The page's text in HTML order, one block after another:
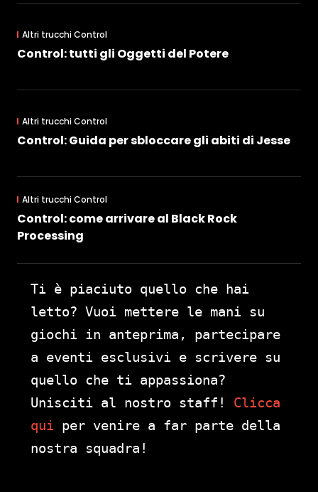
Altri trucchi Control
Control: tutti gli Oggetti del Potere
Altri trucchi Control
Control: Guida per sbloccare gli abiti di Jesse
Altri trucchi Control
Control: come arrivare al Black Rock
Processing
Ti è piaciuto quello che hai
letto? Vuoi mettere le mani su
giochi in anteprima, partecipare
a eventi esclusivi e scrivere su
quello che ti appassiona?
Unisciti al nostro staff! Clicca
qui per venire a far parte della
nostra squadra!